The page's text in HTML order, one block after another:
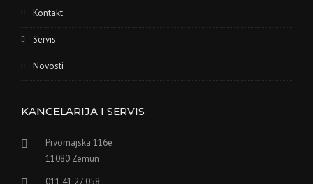
Kontakt
Servis
Novosti
KANCELARIJA I SERVIS
Prvomajska 116e
11080 Zemun